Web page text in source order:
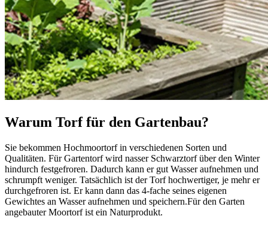
Warum Torf für den Gartenbau?
Sie bekommen Hochmoortorf in verschiedenen Sorten und
Qualitäten. Für Gartentorf wird nasser Schwarztorf über den Winter
hindurch festgefroren. Dadurch kann er gut Wasser aufnehmen und
schrumpft weniger. Tatsächlich ist der Torf hochwertiger, je mehr er
durchgefroren ist. Er kann dann das 4-fache seines eigenen
Gewichtes an Wasser aufnehmen und speichern.Für den Garten
angebauter Moortorf ist ein Naturprodukt.